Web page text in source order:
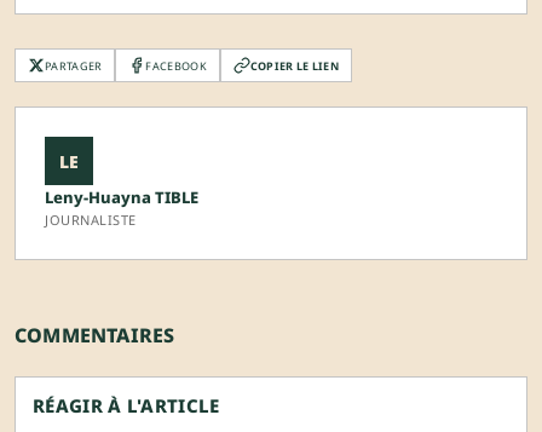
PARTAGER FACEBOOK COPIER LE LIEN
LE
Leny-Huayna TIBLE
JOURNALISTE
COMMENTAIRES
RÉAGIR À L'ARTICLE